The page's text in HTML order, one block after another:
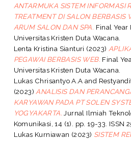
ANTARMUKA SISTEM INFORMASI
TREATMENT DI SALON BERBASIS
ARUM SALON DAN SPA. Final Year
Universitas Kristen Duta Wacana.
Lenta Kristina Sianturi (2023)
PEGAWAI BERBASIS WEB. Final
Universitas Kristen Duta Wacana.
Lukas Chrisantyo A.A and
(2023) ANALISIS DAN
KARYAWAN PADA PT SOLEN
YOGYAKARTA. Jurnal Ilmiah
Komunikasi, 14 (1). pp. 19-33. ISSN
Lukas Kurniawan (2023) SISTEM